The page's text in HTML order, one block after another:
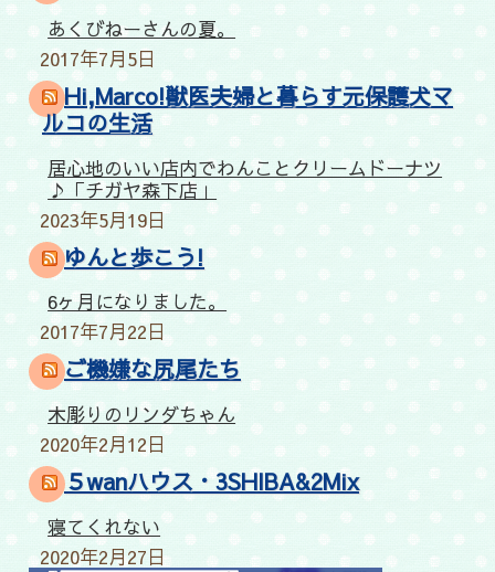
あくびねーさんの夏。
2017年7月5日
Hi,Marco!獣医夫婦と暮らす元保護犬マ
ルコの生活
居心地のいい店内でわんことクリームドーナツ
♪「チガヤ森下店」
2023年5月19日
ゆんと歩こう!
6ヶ月になりました。
2017年7月22日
ご機嫌な尻尾たち
木彫りのリンダちゃん
2020年2月12日
５wanハウス・3SHIBA&2Mix
寝てくれない
2020年2月27日